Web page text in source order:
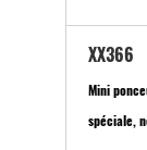
XX366
Mini
spéciale,